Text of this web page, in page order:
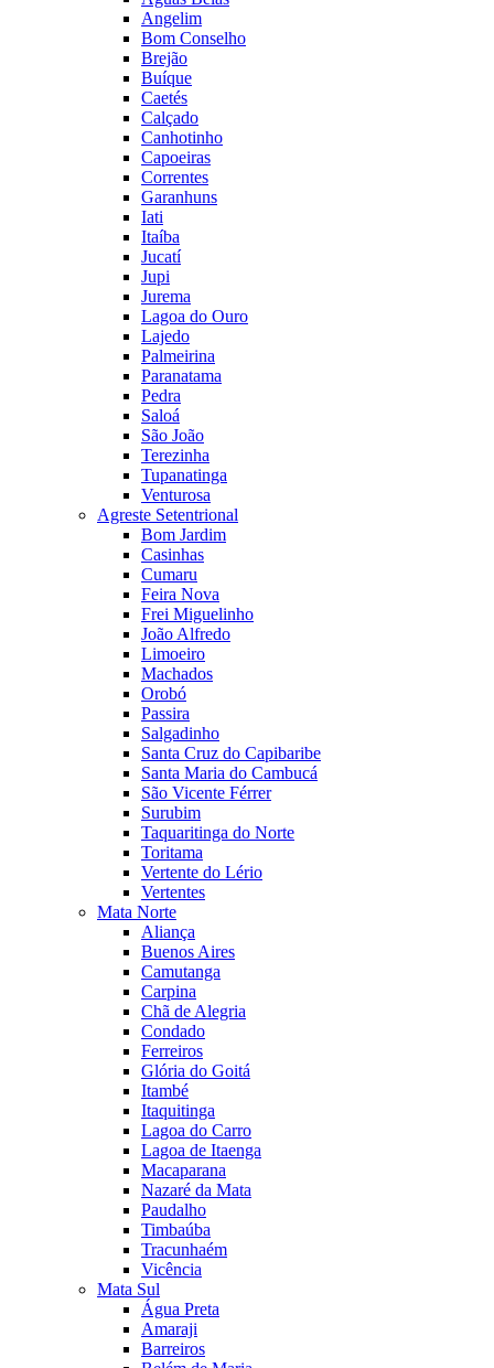
Angelim
Bom Conselho
Brejão
Buíque
Caetés
Calçado
Canhotinho
Capoeiras
Correntes
Garanhuns
Iati
Itaíba
Jucatí
Jupi
Jurema
Lagoa do Ouro
Lajedo
Palmeirina
Paranatama
Pedra
Saloá
São João
Terezinha
Tupanatinga
Venturosa
Agreste Setentrional
Bom Jardim
Casinhas
Cumaru
Feira Nova
Frei Miguelinho
João Alfredo
Limoeiro
Machados
Orobó
Passira
Salgadinho
Santa Cruz do Capibaribe
Santa Maria do Cambucá
São Vicente Férrer
Surubim
Taquaritinga do Norte
Toritama
Vertente do Lério
Vertentes
Mata Norte
Aliança
Buenos Aires
Camutanga
Carpina
Chã de Alegria
Condado
Ferreiros
Glória do Goitá
Itambé
Itaquitinga
Lagoa do Carro
Lagoa de Itaenga
Macaparana
Nazaré da Mata
Paudalho
Timbaúba
Tracunhaém
Vicência
Mata Sul
Água Preta
Amaraji
Barreiros